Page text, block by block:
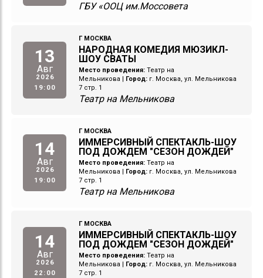
ГБУ «ООЦ им.Моссовета
13
Авг
2026
19:00
Г МОСКВА
НАРОДНАЯ КОМЕДИЯ МЮЗИКЛ-
ШОУ СВАТЫ
Место проведения: Театр на
Мельникова
Город: г. Москва, ул. Мельникова
7 стр. 1
Театр на Мельникова
14
Авг
2026
19:00
Г МОСКВА
ИММЕРСИВНЫЙ СПЕКТАКЛЬ-ШОУ
ПОД ДОЖДЕМ "СЕЗОН ДОЖДЕЙ"
Место проведения: Театр на
Мельникова
Город: г. Москва, ул. Мельникова
7 стр. 1
Театр на Мельникова
14
Авг
2026
22:00
Г МОСКВА
ИММЕРСИВНЫЙ СПЕКТАКЛЬ-ШОУ
ПОД ДОЖДЕМ "СЕЗОН ДОЖДЕЙ"
Место проведения: Театр на
Мельникова
Город: г. Москва, ул. Мельникова
7 стр. 1